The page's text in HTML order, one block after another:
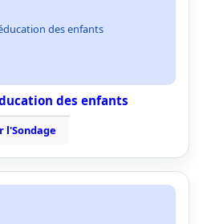
des enfants
des enfants
l'Sondage